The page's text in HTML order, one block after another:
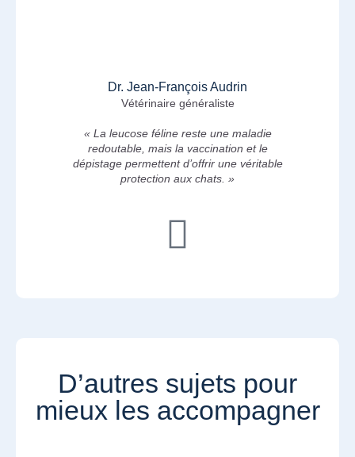
Dr. Jean-François Audrin
Vétérinaire généraliste
« La leucose féline reste une maladie
redoutable, mais la vaccination et le
dépistage permettent d’offrir une véritable
protection aux chats. »
D’autres sujets pour
mieux les accompagner​​